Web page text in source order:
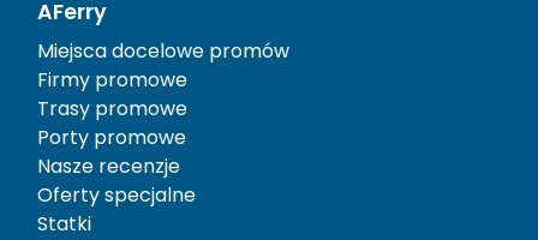
AFerry
Miejsca docelowe promów
Firmy promowe
Trasy promowe
Porty promowe
Nasze recenzje
Oferty specjalne
Statki